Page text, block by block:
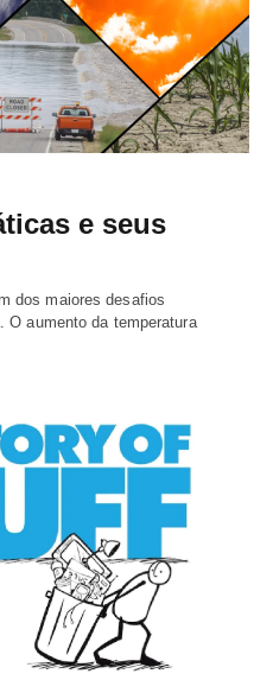
e seus
dos maiores desafios
O aumento da temperatura